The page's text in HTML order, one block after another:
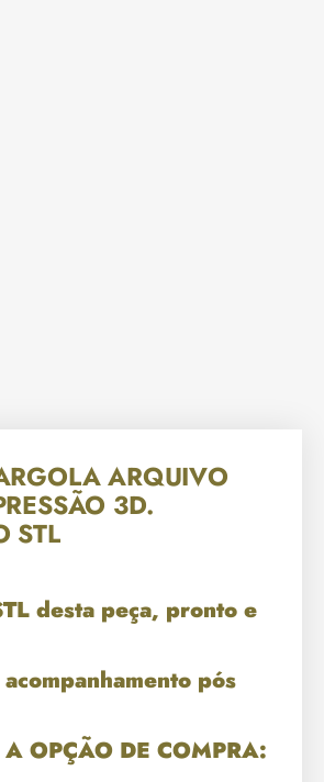
ARQUIVO
3D.
STL
desta peça, pronto e
pós
OPÇÃO DE COMPRA: